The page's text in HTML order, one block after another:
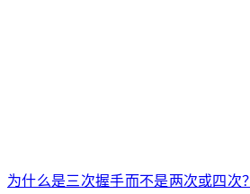
为什么是三次握手而不是两次或四次？